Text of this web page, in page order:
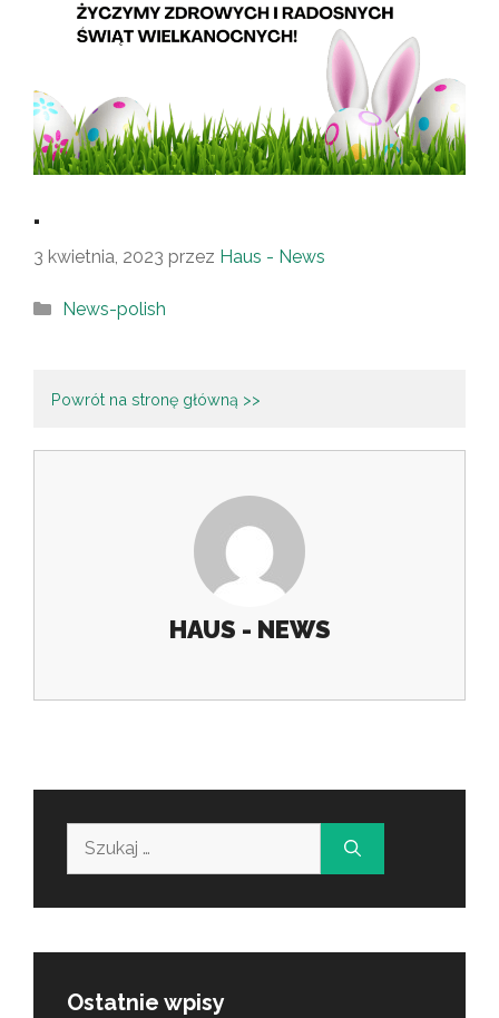
.
3 kwietnia, 2023 przez Haus - News
News-polish
Powrót na stronę główną >>
HAUS - NEWS
Ostatnie wpisy